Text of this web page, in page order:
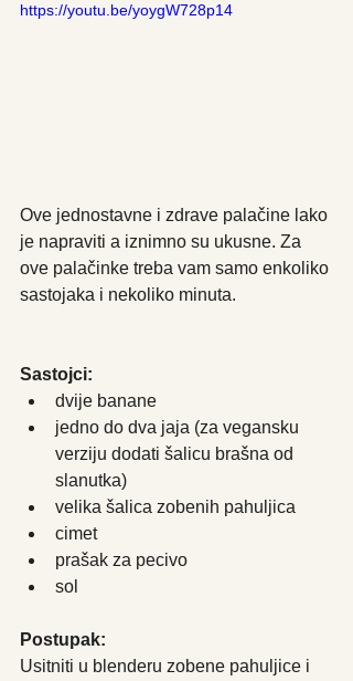
https://youtu.be/yoygW728p14
Ove jednostavne i zdrave palačine lako
je napraviti a iznimno su ukusne. Za
ove palačinke treba vam samo enkoliko
sastojaka i nekoliko minuta.
Sastojci:
dvije banane
jedno do dva jaja (za vegansku
verziju dodati šalicu brašna od
slanutka)
velika šalica zobenih pahuljica
cimet
prašak za pecivo
sol
Postupak:
Usitniti u blenderu zobene pahuljice i